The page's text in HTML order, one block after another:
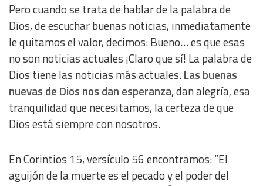
Pero cuando se trata de hablar de la palabra de
Dios, de escuchar buenas noticias, inmediatamente
le quitamos el valor, decimos: Bueno… es que esas
no son noticias actuales ¡Claro que sí! La palabra de
Dios tiene las noticias más actuales.Las buenas
nuevas de Dios nos dan esperanza, dan alegría, esa
tranquilidad que necesitamos, la certeza de que
Dios está siempre con nosotros.
En Corintios 15, versículo 56 encontramos: “El
aguijón de la muerte es el pecado y el poder del
Functional
Advertising